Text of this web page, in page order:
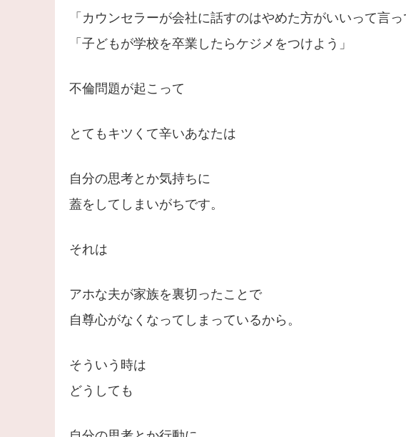
「カウンセラーが会社に話すのはやめた方がいいって言っ
「子どもが学校を卒業したらケジメをつけよう」
不倫問題が起こって
とてもキツくて辛いあなたは
自分の思考とか気持ちに
蓋をしてしまいがちです。
それは
アホな夫が家族を裏切ったことで
自尊心がなくなってしまっているから。
そういう時は
どうしても